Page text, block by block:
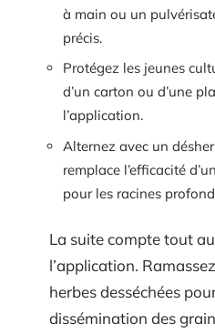
à main ou un
précis.
Protégez les jeunes
d’un carton ou d’une
l’application.
Alternez avec un
remplace l’efficacité
pour les racines
La suite compte tout
l’application.
herbes desséchées
dissémination des